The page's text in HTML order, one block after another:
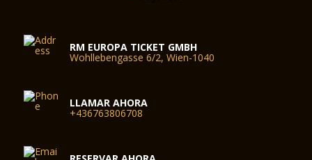
RM EUROPA TICKET GMBH
Wohllebengasse 6/2, Wien-1040
LLAMAR AHORA
+436763806708